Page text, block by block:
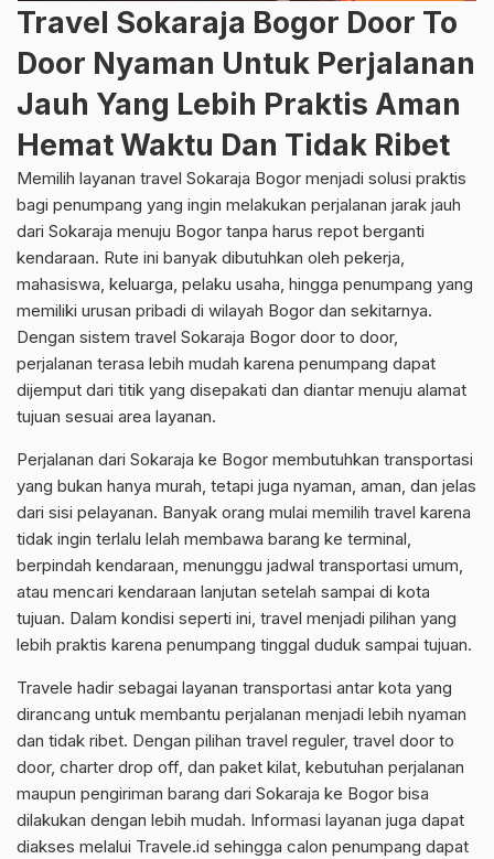
Travel Sokaraja Bogor Door To
Door Nyaman Untuk Perjalanan
Jauh Yang Lebih Praktis Aman
Hemat Waktu Dan Tidak Ribet
Memilih layanan travel Sokaraja Bogor menjadi solusi praktis
bagi penumpang yang ingin melakukan perjalanan jarak jauh
dari Sokaraja menuju Bogor tanpa harus repot berganti
kendaraan. Rute ini banyak dibutuhkan oleh pekerja,
mahasiswa, keluarga, pelaku usaha, hingga penumpang yang
memiliki urusan pribadi di wilayah Bogor dan sekitarnya.
Dengan sistem travel Sokaraja Bogor door to door,
perjalanan terasa lebih mudah karena penumpang dapat
dijemput dari titik yang disepakati dan diantar menuju alamat
tujuan sesuai area layanan.
Perjalanan dari Sokaraja ke Bogor membutuhkan transportasi
yang bukan hanya murah, tetapi juga nyaman, aman, dan jelas
dari sisi pelayanan. Banyak orang mulai memilih travel karena
tidak ingin terlalu lelah membawa barang ke terminal,
berpindah kendaraan, menunggu jadwal transportasi umum,
atau mencari kendaraan lanjutan setelah sampai di kota
tujuan. Dalam kondisi seperti ini, travel menjadi pilihan yang
lebih praktis karena penumpang tinggal duduk sampai tujuan.
Travele hadir sebagai layanan transportasi antar kota yang
dirancang untuk membantu perjalanan menjadi lebih nyaman
dan tidak ribet. Dengan pilihan travel reguler, travel door to
door, charter drop off, dan paket kilat, kebutuhan perjalanan
maupun pengiriman barang dari Sokaraja ke Bogor bisa
dilakukan dengan lebih mudah. Informasi layanan juga dapat
diakses melalui Travele.id sehingga calon penumpang dapat